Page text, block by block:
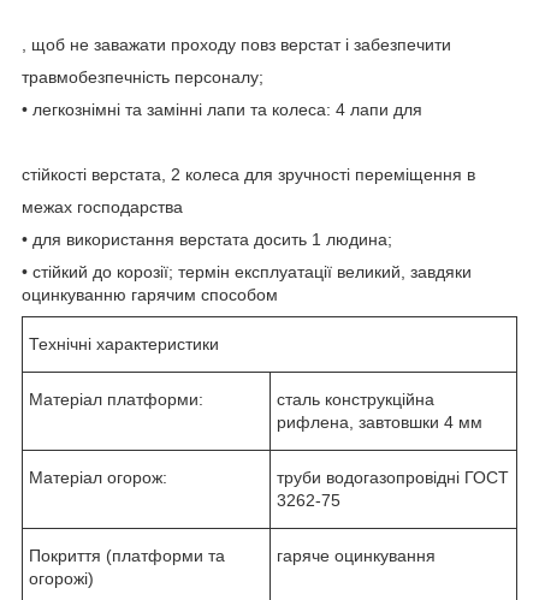
, щоб не заважати проходу повз верстат і забезпечити
травмобезпечність персоналу;
• легкознімні та замінні лапи та колеса: 4 лапи для
стійкості верстата, 2 колеса для зручності переміщення в
межах господарства
• для використання верстата досить 1 людина;
• стійкий до корозії; термін експлуатації великий, завдяки
оцинкуванню гарячим способом
Технічні характеристики
Матеріал платформи:
сталь конструкційна
рифлена, завтовшки 4 мм
Матеріал огорож:
труби водогазопровідні ГОСТ
3262-75
Покриття (платформи та
огорожі)
гаряче оцинкування